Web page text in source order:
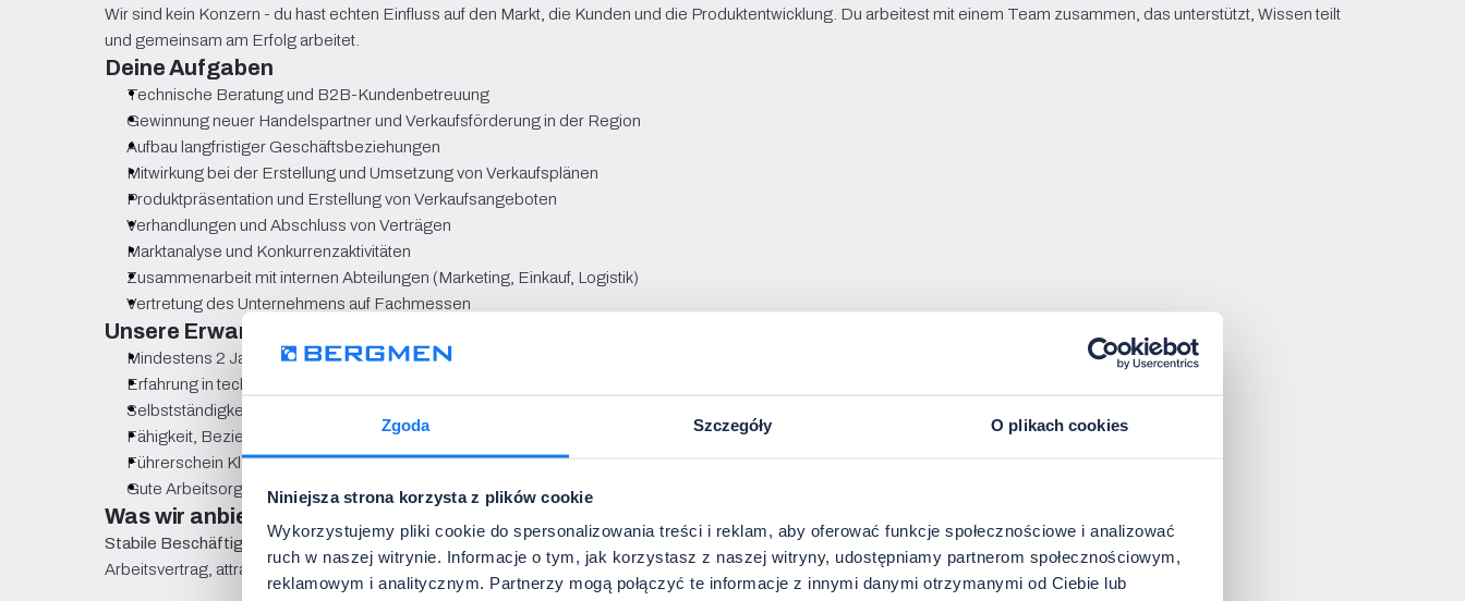
Zgoda Szczegóły O plikach cookies
Niniejsza strona korzysta z plików cookie
Wykorzystujemy pliki cookie do spersonalizowania treści i reklam, aby oferować funkcje społecznościowe i analizować
ruch w naszej witrynie. Informacje o tym, jak korzystasz z naszej witryny, udostępniamy partnerom społecznościowym,
reklamowym i analitycznym. Partnerzy mogą połączyć te informacje z innymi danymi otrzymanymi od Ciebie lub
Wir sind kein Konzern - du hast echten Einfluss auf den Markt, die Kunden und die Produktentwicklung. Du arbeitest mit einem Team zusammen, das unterstützt, Wissen teilt
und gemeinsam am Erfolg arbeitet.
Deine Aufgaben
Technische Beratung und B2B-Kundenbetreuung
Gewinnung neuer Handelspartner und Verkaufsförderung in der Region
Aufbau langfristiger Geschäftsbeziehungen
Mitwirkung bei der Erstellung und Umsetzung von Verkaufsplänen
Produktpräsentation und Erstellung von Verkaufsangeboten
Verhandlungen und Abschluss von Verträgen
Marktanalyse und Konkurrenzaktivitäten
Zusammenarbeit mit internen Abteilungen (Marketing, Einkauf, Logistik)
Vertretung des Unternehmens auf Fachmessen
Unsere Erwartungen
Mindestens 2 Jahre Erfahrung im B2B-Vertrieb
Erfahrung in technischen Branchen (gerne Beleuchtung / Elektrotechnik / Bauwesen)
Selbstständigkeit, Initiative und Konsequenz im Handeln
Fähigkeit, Beziehungen aufzubauen und Verhandlungen zu führen
Führerschein Klasse B
Gute Arbeitsorganisation und Geschäftsethik
Was wir anbieten
Stabile Beschäftigung und sichere Bedingungen
Arbeitsvertrag, attraktives Gehalt + leistungsabhängige Prämien